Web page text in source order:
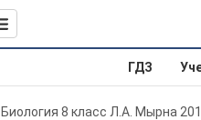
ГДЗ
Биология 8 класс Л.А. Мырна